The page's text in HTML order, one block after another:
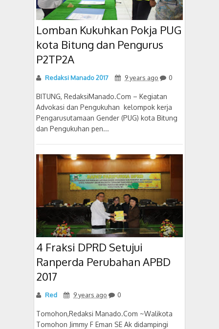
Lomban Kukuhkan Pokja PUG
kota Bitung dan Pengurus
P2TP2A
Redaksi Manado 2017 9 years ago 0
BITUNG, RedaksiManado.Com – Kegiatan
Advokasi dan Pengukuhan kelompok kerja
Pengarusutamaan Gender (PUG) kota Bitung
dan Pengukuhan pen...
4 Fraksi DPRD Setujui
Ranperda Perubahan APBD
2017
Red 9 years ago 0
Tomohon,Redaksi Manado.Com ~Walikota
Tomohon Jimmy F Eman SE Ak didampingi